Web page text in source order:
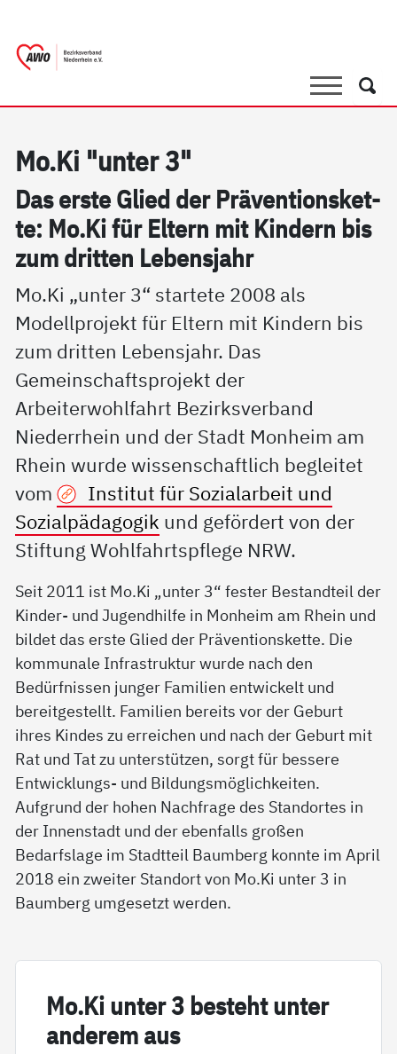
SucheSuche
Mo.Ki "un­ter 3"
Das ers­te Glied der Präv­en­ti­ons­ket­
te: Mo.Ki für El­tern mit Kin­dern bis
zum drit­ten Le­bens­jahr
Mo.Ki „unter 3“ startete 2008 als
Modellprojekt für Eltern mit Kindern bis
zum dritten Lebensjahr. Das
Gemeinschaftsprojekt der
Arbeiterwohlfahrt Bezirksverband
Niederrhein und der Stadt Monheim am
Rhein wurde wissenschaftlich begleitet
vom
Institut für Sozialarbeit und
Sozialpädagogik und gefördert von der
Stiftung Wohlfahrtspflege NRW.
Seit 2011 ist Mo.Ki „unter 3“ fester Bestandteil der
Kinder- und Jugendhilfe in Monheim am Rhein und
bildet das erste Glied der Präventionskette. Die
kommunale Infrastruktur wurde nach den
Bedürfnissen junger Familien entwickelt und
bereitgestellt. Familien bereits vor der Geburt
ihres Kindes zu erreichen und nach der Geburt mit
Rat und Tat zu unterstützen, sorgt für bessere
Entwicklungs- und Bildungsmöglichkeiten.
Aufgrund der hohen Nachfrage des Standortes in
der Innenstadt und der ebenfalls großen
Bedarfslage im Stadtteil Baumberg konnte im April
2018 ein zweiter Standort von Mo.Ki unter 3 in
Baumberg umgesetzt werden.
Mo.Ki un­ter 3 be­steht un­ter
an­de­rem aus